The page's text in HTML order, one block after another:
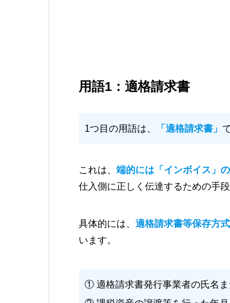
用語1：適格請求書
1つ目の用語は、 「適格請求書」
これは、 端的には「インボイス」
仕入側に正しく伝達するための手
具体的には、 適格請求書等保存方
います。
① 適格請求書発行事業者の氏名